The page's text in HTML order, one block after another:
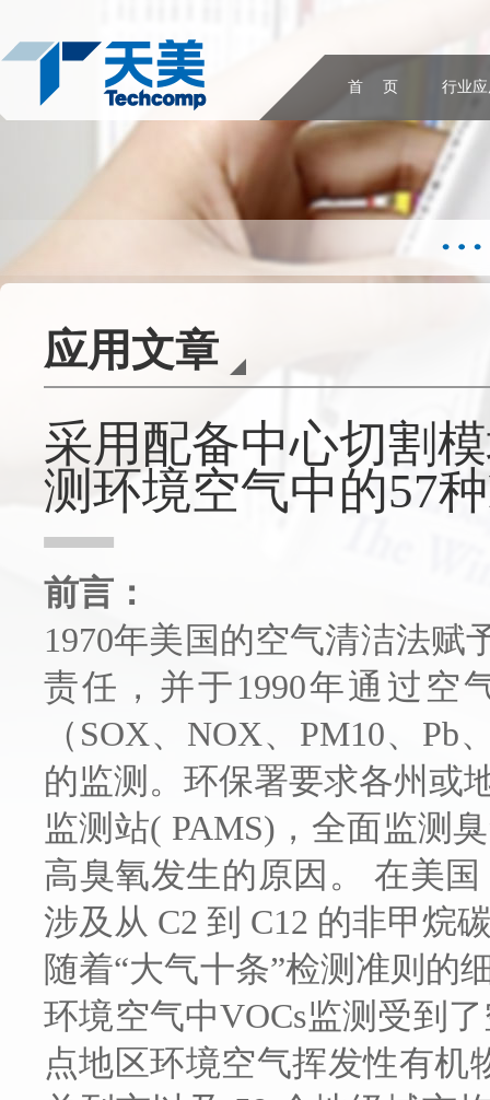
首 页 行业
应用文章
采用配备中心切割
测环境空气中的57
前言：
1970年美国的空气清洁法赋
责任，并于1990年通过空
（SOX、NOX、PM10、
的监测。环保署要求各州或
监测站( PAMS)，全面监测
高臭氧发生的原因。 在美
涉及从 C2 到 C12 的非甲烷
随着“大气十条”检测准则的
环境空气中VOCs监测受到
点地区环境空气挥发性有机